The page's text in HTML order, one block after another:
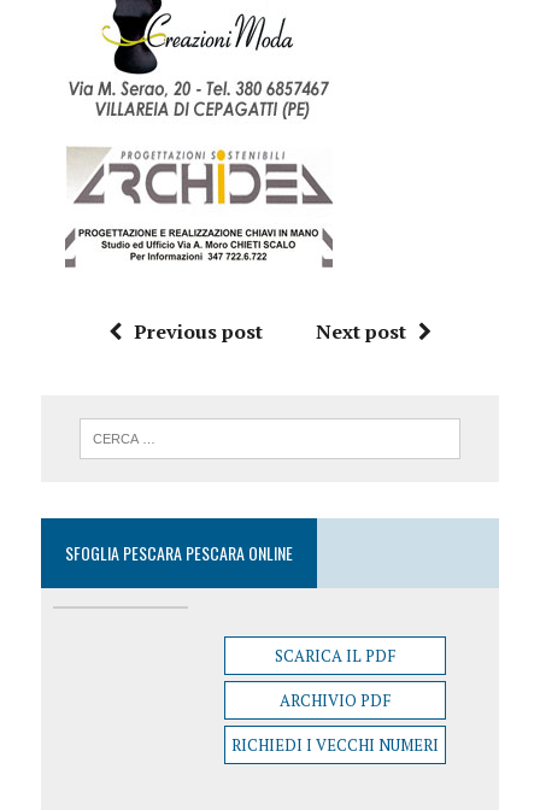
Previous post Next post
SFOGLIA PESCARA PESCARA ONLINE
SCARICA IL PDF
ARCHIVIO PDF
RICHIEDI I VECCHI NUMERI